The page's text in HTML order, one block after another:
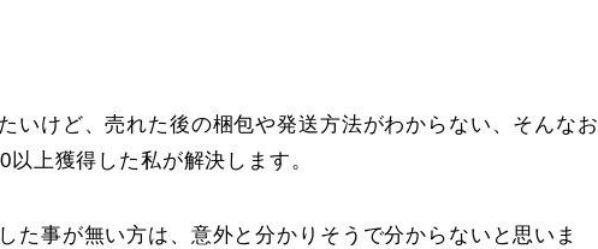
いけど、売れた後の梱包や発送方法がわからない、そんなお
上獲得した私が解決します。
た事が無い方は、意外と分かりそうで分からないと思いま